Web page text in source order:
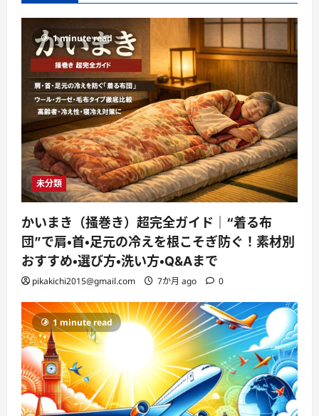
1 minute read
未分類
かいまき（掻巻き）超完全ガイド｜“着る布
団”で肩・首・足元の冷えを根こそぎ防ぐ！素材別
おすすめ・選び方・洗い方・Q&Aまで
pikakichi2015@gmail.com 7か月 ago 0
1 minute read